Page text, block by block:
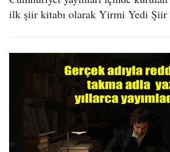
ilk şiir kitabı olarak Yirmi Yedi Şiir